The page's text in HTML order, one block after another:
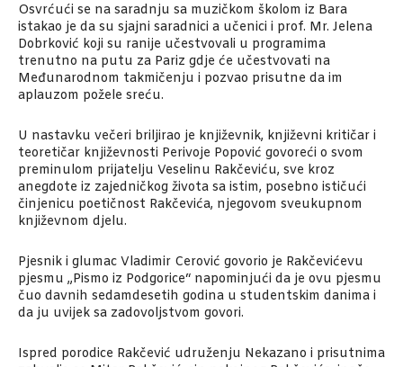
Osvrćući se na saradnju sa muzičkom školom iz Bara
istakao je da su sjajni saradnici a učenici i prof. Mr. Jelena
Dobrković koji su ranije učestvovali u programima
trenutno na putu za Pariz gdje će učestvovati na
Međunarodnom takmičenju i pozvao prisutne da im
aplauzom požele sreću.
U nastavku večeri briljirao je književnik, književni kritičar i
teoretičar književnosti Perivoje Popović govoreći o svom
preminulom prijatelju Veselinu Rakčeviću, sve kroz
anegdote iz zajedničkog života sa istim, posebno ističući
činjenicu poetičnost Rakčevića, njegovom sveukupnom
književnom djelu.
Pjesnik i glumac Vladimir Cerović govorio je Rakčevićevu
pjesmu „Pismo iz Podgorice“ napominjući da je ovu pjesmu
čuo davnih sedamdesetih godina u studentskim danima i
da ju uvijek sa zadovoljstvom govori.
Ispred porodice Rakčević udruženju Nekazano i prisutnima